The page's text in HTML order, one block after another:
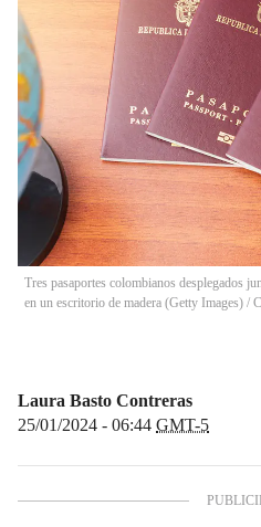
Tres pasaportes colombianos desplegados
en un escritorio de madera (Getty Images) /
Laura Basto Contreras
25/01/2024 - 06:44 GMT-5